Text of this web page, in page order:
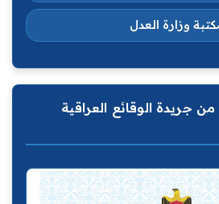
وزارة العدل
العدد (4875) من جريدة الوقائع العراقية